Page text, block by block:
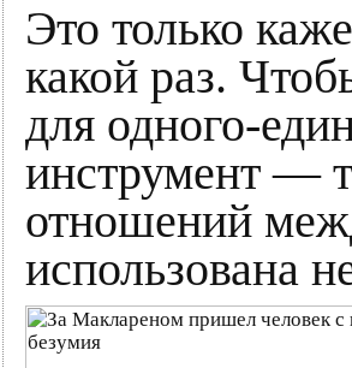
Это только
какой раз.
для одного-
инструмент —
отношений
использована